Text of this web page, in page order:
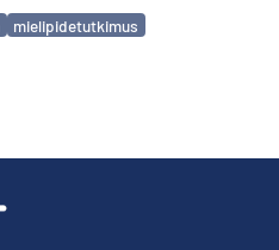
mielipidetutkimus